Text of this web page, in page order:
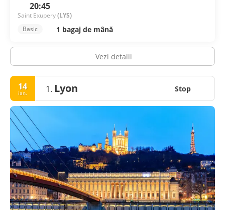
20:45
Saint Exupery(LYS)
Basic
1 bagaj de mână
Vezi detalii
14
ian. 1. Lyon Stop